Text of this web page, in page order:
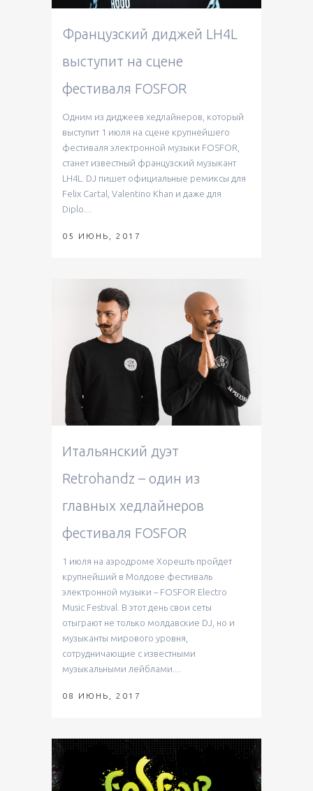
Французский диджей LH4L
выступит на сцене
фестиваля FOSFOR
Одним из диджеев хедлайнеров, который
выступит 1 июля на сцене крупнейшего
фестиваля электронной музыки FOSFOR,
станет известный французский музыкант
LH4L. DJ пишет официальные ремиксы для
Felix Cartal, Valentino Khan и даже для
Diplo....
05 ИЮНЬ, 2017
Итальянский дуэт
Retrohandz – один из
главных хедлайнеров
фестиваля FOSFOR
1 июля на аэродроме Хорешть пройдет
крупнейший в Молдове фестиваль
электронной музыки – FOSFOR Electro
Music Festival. В этот день свои сеты
отыграют не только молдавские DJ, но и
музыканты мирового уровня,
сотрудничающие с известными
музыкальными лейблами....
08 ИЮНЬ, 2017